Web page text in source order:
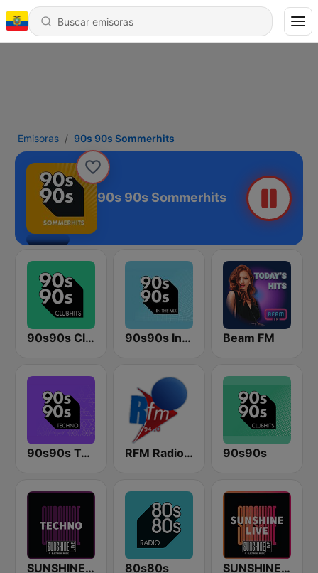
Emisoras 90s 90s Sommerhits
90s 90s Sommerhits
90s90s Clubhits 90s90s In the Mix Beam FM
90s90s Techno RFM Radio Futurs Medias 94.0 FM 90s90s
SUNSHINE LIVE - Techno 80s80s SUNSHINE LIVE